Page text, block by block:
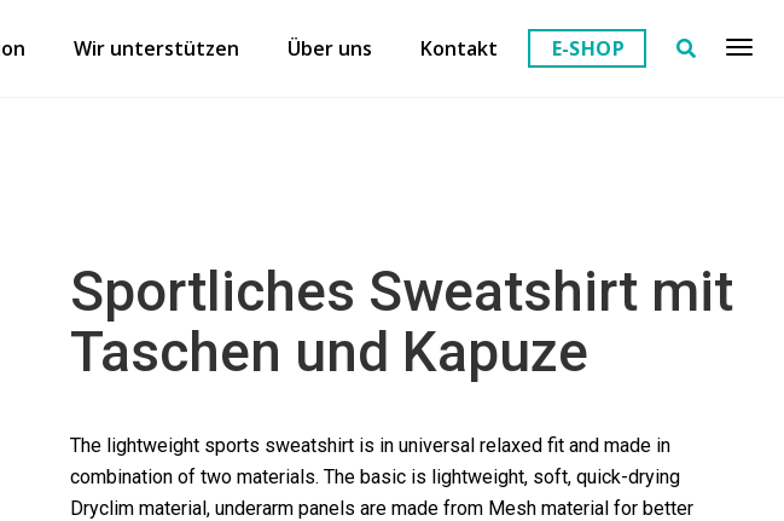
Wir unterstützen Über uns Kontakt E-SHOP
Sportliches Sweatshirt mit
Taschen und Kapuze
The lightweight sports sweatshirt is in universal relaxed fit and made in
combination of two materials. The basic is lightweight, soft, quick-drying
Dryclim material, underarm panels are made from Mesh material for better